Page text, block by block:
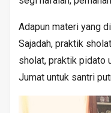
Adapun materi yang
Sajadah, praktik
sholat, praktik pidato
Jumat untuk santri